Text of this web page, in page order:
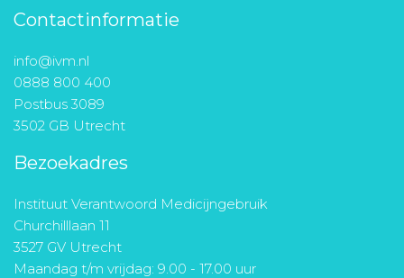
Contactinformatie
info@ivm.nl
0888 800 400
Postbus 3089
3502 GB Utrecht
Bezoekadres
Instituut Verantwoord Medicijngebruik
Churchilllaan 11
3527 GV Utrecht
Maandag t/m vrijdag: 9.00 - 17.00 uur